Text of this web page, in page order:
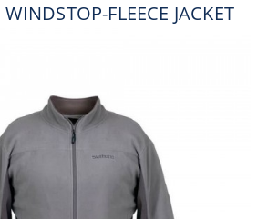
FLEECE JACKET